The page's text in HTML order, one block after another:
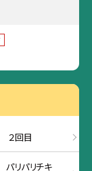
２回目
リパリチキ